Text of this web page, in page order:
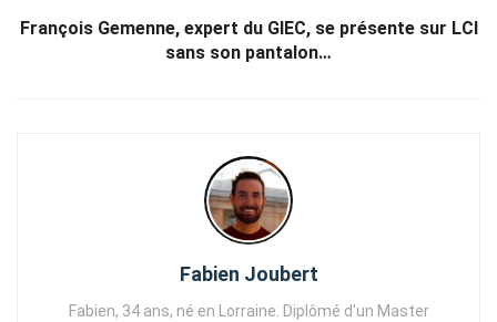
François Gemenne, expert du GIEC, se présente sur LCI
sans son pantalon…
Fabien Joubert
Fabien, 34 ans, né en Lorraine. Diplômé d'un Master